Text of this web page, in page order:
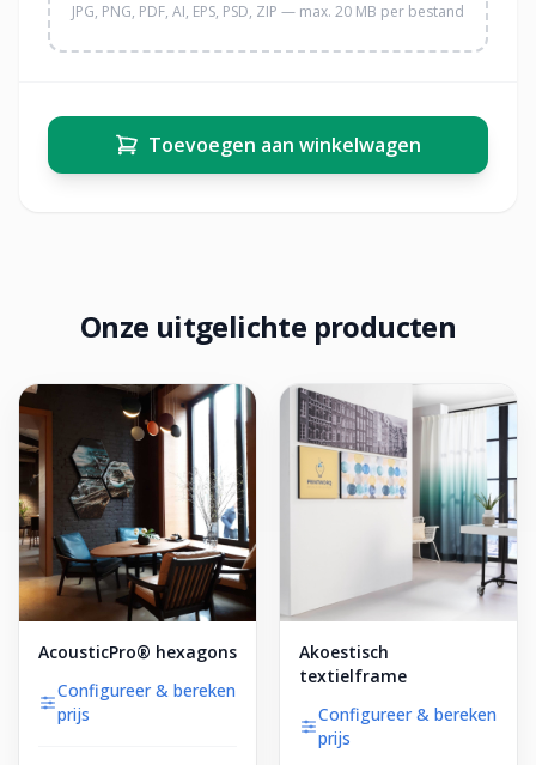
JPG, PNG, PDF, AI, EPS, PSD, ZIP — max. 20 MB per bestand
Toevoegen aan winkelwagen
Onze uitgelichte producten
AcousticPro® hexagons
Configureer & bereken
prijs
Akoestisch
textielframe
Configureer & bereken
prijs